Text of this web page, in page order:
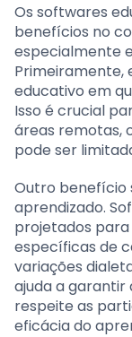
Os softwares
benefícios no
especialmente
Primeiramente,
educativo em
Isso é crucial
áreas remotas,
pode ser
Outro benefício
aprendizado.
projetados
específicas de
variações
ajuda a garantir
respeite as
eficácia do